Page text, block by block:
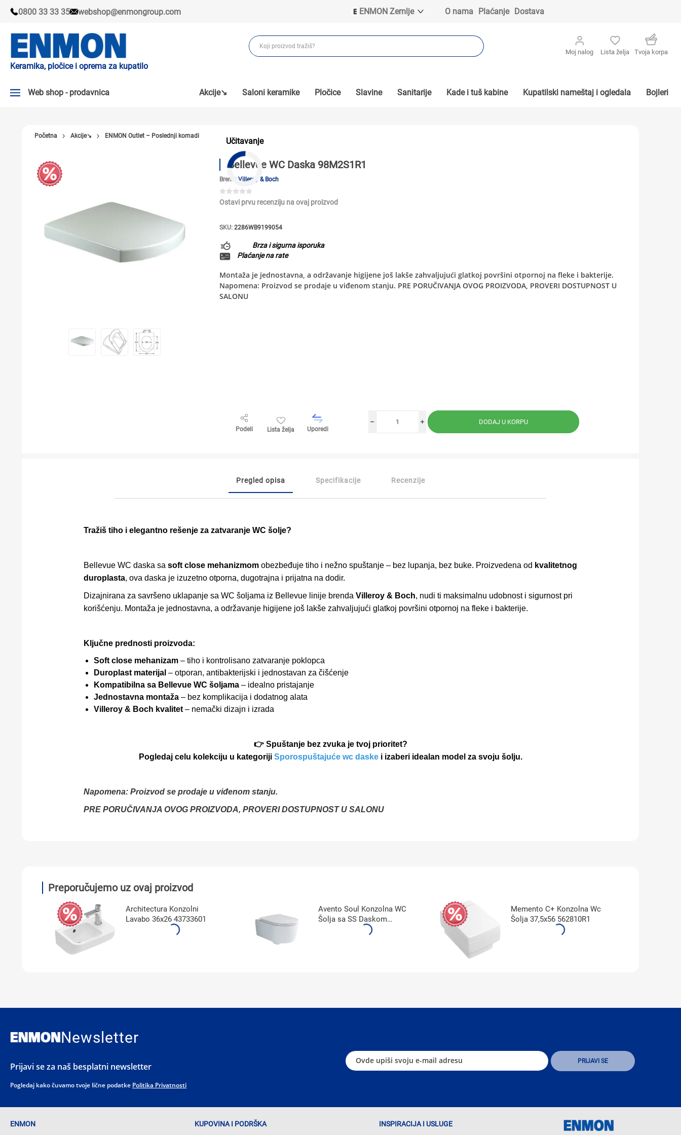
0800 33 33 35 webshop@enmongroup.com
ENMON Zemlje
ENMON BIH
ENMON MKD
O nama Plaćanje Dostava
Keramika, pločice i oprema za kupatilo
Moj nalog Lista želja Tvoja korpa
Web shop - prodavnica
PLOČICE
SLAVINE
KADE I TUŠ KABINE
TUŠEVI
PODNE I ZIDNE OBLOGE
ALATI ZA KERAMIKU
Akcije↘ Saloni keramike Pločice Slavine Sanitarije Kade i tuš kabine Kupatilski nameštaj i ogledala Bojleri
Učitavanje
Početna Akcije↘ ENMON Outlet – Poslednji komadi
Bellevue WC Daska 98M2S1R1
Brend: Villeroy & Boch
Ostavi prvu recenziju na ovaj proizvod
SKU: 2286WB9199054
Brza i sigurna isporuka
Plaćanje na rate
Montaža je jednostavna, a održavanje higijene još lakše zahvaljujući glatkoj površini otpornoj na fleke i bakterije.
Napomena: Proizvod se prodaje u viđenom stanju. PRE PORUČIVANJA OVOG PROIZVODA, PROVERI DOSTUPNOST U
SALONU
Podeli Lista želja Uporedi
i
h
Pregled opisa Specifikacije Recenzije
Tražiš tiho i elegantno rešenje za zatvaranje WC šolje?
Bellevue WC daska sa soft close mehanizmomobezbeđuje tiho i nežno spuštanje – bez lupanja, bez buke. Proizvedena od kvalitetnog
duroplasta, ova daska je izuzetno otporna, dugotrajna i prijatna na dodir.
Dizajnirana za savršeno uklapanje sa WC šoljama iz Bellevue linije brenda Villeroy & Boch, nudi ti maksimalnu udobnost i sigurnost pri
korišćenju. Montaža je jednostavna, a održavanje higijene još lakše zahvaljujući glatkoj površini otpornoj na fleke i bakterije.
Ključne prednosti proizvoda:
Soft close mehanizam– tiho i kontrolisano zatvaranje poklopca
Duroplast materijal – otporan, antibakterijski i jednostavan za čišćenje
Kompatibilna sa Bellevue WC šoljama– idealno pristajanje
Jednostavna montaža– bez komplikacija i dodatnog alata
Villeroy & Boch kvalitet– nemački dizajn i izrada
👉 Spuštanje bez zvuka je tvoj prioritet?
Pogledaj celu kolekciju u kategoriji Sporospuštajuće wc daskei izaberi idealan model za svoju šolju.
Napomena: Proizvod se prodaje u viđenom stanju.
PRE PORUČIVANJA OVOG PROIZVODA, PROVERI DOSTUPNOST U SALONU
Preporučujemo uz ovaj proizvod
Architectura Konzolni
Lavabo 36x26 43733601
Avento Soul Konzolna WC
Šolja sa SS Daskom
Memento C+ Konzolna Wc
Šolja 37,5x56 562810R1
Newsletter
Prijavi se za naš besplatni newsletter
Pogledaj kako čuvamo tvoje lične podatke Politika Privatnosti
ENMON KUPOVINA I PODRŠKA INSPIRACIJA I USLUGE